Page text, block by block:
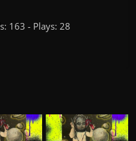
163 - Plays: 28